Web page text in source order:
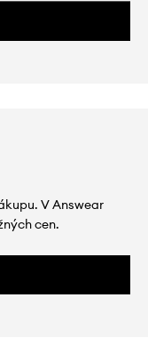
V Answear
cen.